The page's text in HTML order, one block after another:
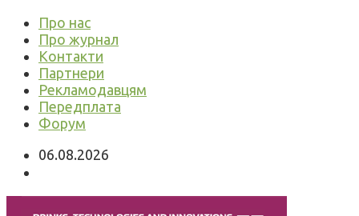
Про нас
Про журнал
Контакти
Партнери
Рекламодавцям
Передплата
Форум
06.08.2026